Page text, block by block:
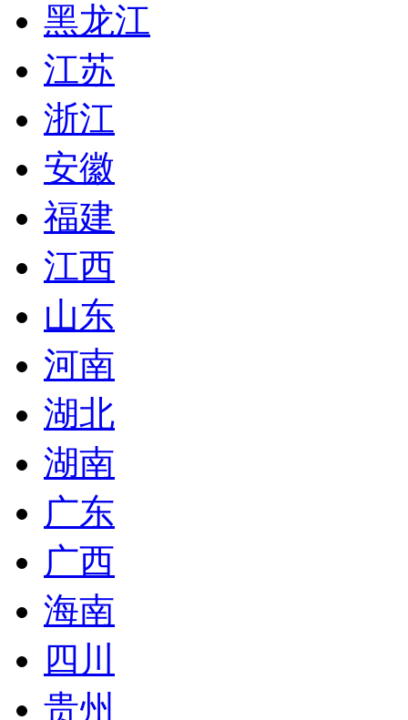
黑龙江
江苏
浙江
安徽
福建
江西
山东
河南
湖北
湖南
广东
广西
海南
四川
贵州